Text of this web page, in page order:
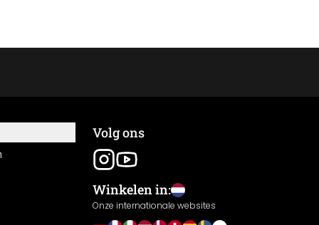
Volg ons
Winkelen in:
Onze internationale websites